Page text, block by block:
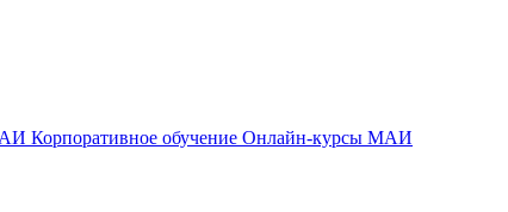
Корпоративное обучение Онлайн-курсы МАИ